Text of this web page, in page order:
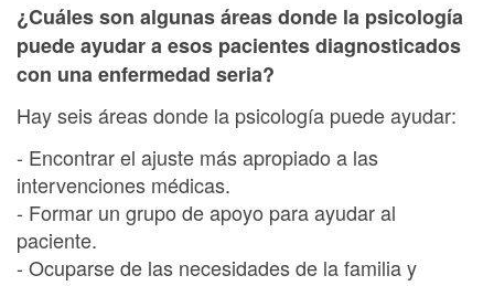
¿Cuáles son algunas áreas donde la psicología
puede ayudar a esos pacientes diagnosticados
con una enfermedad seria?
Hay seis áreas donde la psicología puede ayudar:
- Encontrar el ajuste más apropiado a las
intervenciones médicas.
- Formar un grupo de apoyo para ayudar al
paciente.
- Ocuparse de las necesidades de la familia y